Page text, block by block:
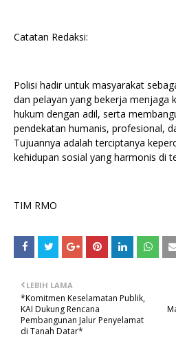
Catatan Redaksi:
Polisi hadir untuk masyarakat
dan pelayan yang bekerja menjaga
hukum dengan adil, serta
pendekatan humanis, profesional,
Tujuannya adalah terciptanya
kehidupan sosial yang harmonis di
TIM RMO
LEBIH LAMA
*Komitmen Keselamatan Publik,
KAI Dukung Rencana
Pembangunan Jalur Penyelamat
di Tanah Datar*